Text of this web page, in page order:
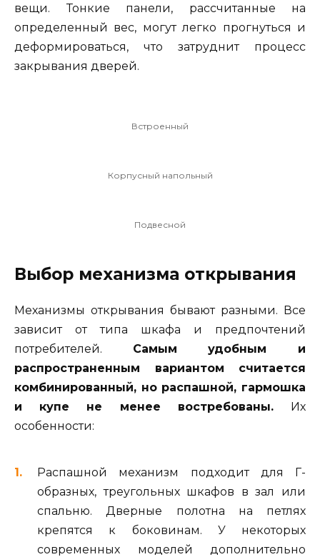
вещи. Тонкие панели, рассчитанные на
определенный вес, могут легко прогнуться и
деформироваться, что затруднит процесс
закрывания дверей.
Встроенный
Корпусный напольный
Подвесной
Выбор механизма открывания
Механизмы открывания бывают разными. Все
зависит от типа шкафа и предпочтений
потребителей. Самым удобным и
распространенным вариантом считается
комбинированный, но распашной, гармошка
и купе не менее востребованы. Их
особенности:
Распашной механизм подходит для Г-
образных, треугольных шкафов в зал или
спальню. Дверные полотна на петлях
крепятся к боковинам. У некоторых
современных моделей дополнительно